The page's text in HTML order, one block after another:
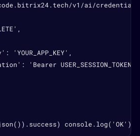
v1/ai/
'YOUR_APP_KEY',
'Bearer USER_SESSION_TOKEN',
console.log('OK')